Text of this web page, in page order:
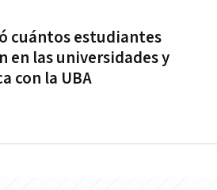
cuántos estudiantes
en las universidades y
con la UBA